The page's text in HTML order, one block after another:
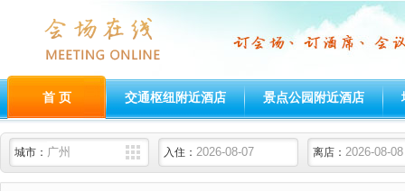
首 页 交通枢纽附近酒店 景点公园附近酒店
城市： 入住： 离店：